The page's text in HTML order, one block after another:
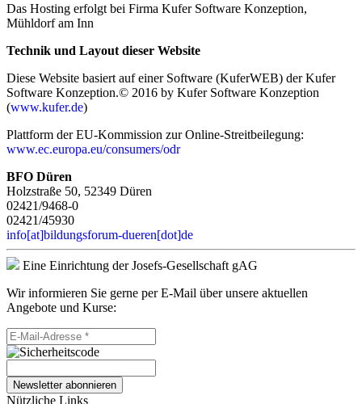
Das Hosting erfolgt bei Firma Kufer Software Konzeption,
Mühldorf am Inn
Technik und Layout dieser Website
Diese Website basiert auf einer Software (KuferWEB) der Kufer
Software Konzeption.© 2016 by Kufer Software Konzeption
(www.kufer.de)
Plattform der EU-Kommission zur Online-Streitbeilegung:
www.ec.europa.eu/consumers/odr
BFO Düren
Holzstraße 50, 52349 Düren
02421/9468-0
02421/45930
info[at]bildungsforum-dueren[dot]de
Eine Einrichtung der Josefs-Gesellschaft gAG
Wir informieren Sie gerne per E-Mail über unsere aktuellen
Angebote und Kurse:
Newsletter abonnieren
Nützliche Links